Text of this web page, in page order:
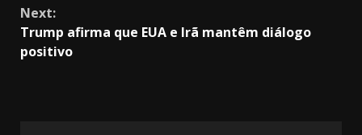
Next:
Trump afirma que EUA e Irã mantêm diálogo
positivo